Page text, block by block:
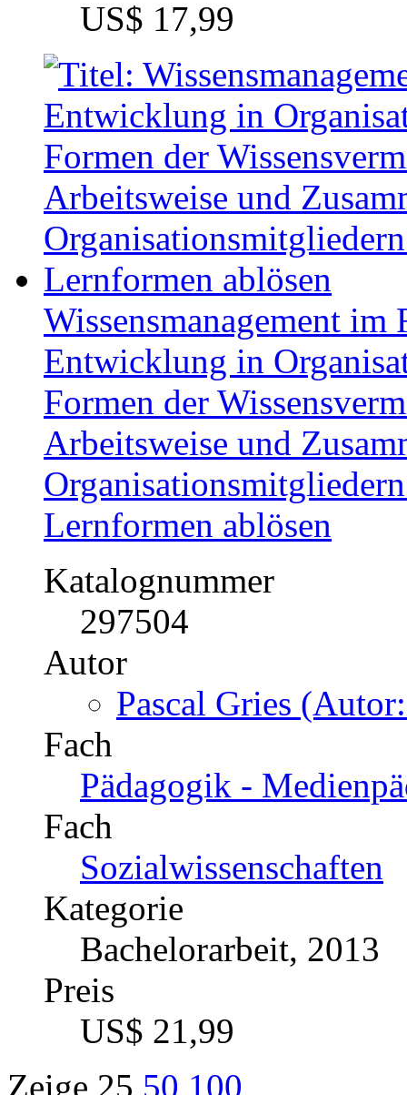
Zeige 25 50 100
12
Deutschlands größter
Jetzt
downloaden!
Uniturm.de
Ihre Vorteile als Autor
Geld verdienenFür jedes
Autorenhonorar - bis zu
Kostenlose
Als eBook-Studie im
zusätzlich als
renommierten Buchverlag.
Renommee als
Präsentieren Sie sich als
Fachgebiet und machen
Persönliche Betreuung
Unser Lektorat wird Sie
telefonisch unter